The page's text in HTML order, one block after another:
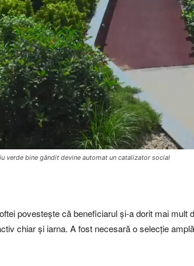
verde bine gândit devine automat un catalizator social
povestește că beneficiarul și-a dorit mai
chiar și iarna. A fost necesară o selecție